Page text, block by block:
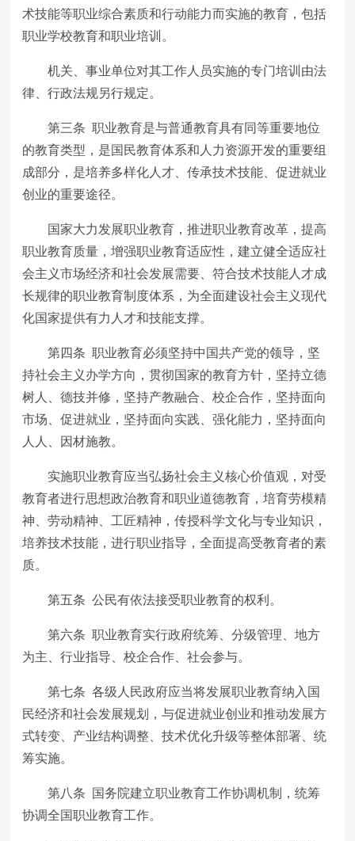
术技能等职业综合素质和行动能力而实施的教育，包括
职业学校教育和职业培训。
机关、事业单位对其工作人员实施的专门培训由法
律、行政法规另行规定。
第三条 职业教育是与普通教育具有同等重要地位
的教育类型，是国民教育体系和人力资源开发的重要组
成部分，是培养多样化人才、传承技术技能、促进就业
创业的重要途径。
国家大力发展职业教育，推进职业教育改革，提高
职业教育质量，增强职业教育适应性，建立健全适应社
会主义市场经济和社会发展需要、符合技术技能人才成
长规律的职业教育制度体系，为全面建设社会主义现代
化国家提供有力人才和技能支撑。
第四条 职业教育必须坚持中国共产党的领导，坚
持社会主义办学方向，贯彻国家的教育方针，坚持立德
树人、德技并修，坚持产教融合、校企合作，坚持面向
市场、促进就业，坚持面向实践、强化能力，坚持面向
人人、因材施教。
实施职业教育应当弘扬社会主义核心价值观，对受
教育者进行思想政治教育和职业道德教育，培育劳模精
神、劳动精神、工匠精神，传授科学文化与专业知识，
培养技术技能，进行职业指导，全面提高受教育者的素
质。
第五条 公民有依法接受职业教育的权利。
第六条 职业教育实行政府统筹、分级管理、地方
为主、行业指导、校企合作、社会参与。
第七条 各级人民政府应当将发展职业教育纳入国
民经济和社会发展规划，与促进就业创业和推动发展方
式转变、产业结构调整、技术优化升级等整体部署、统
筹实施。
第八条 国务院建立职业教育工作协调机制，统筹
协调全国职业教育工作。